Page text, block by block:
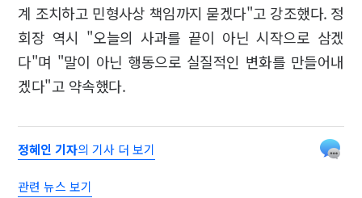
계 조치하고 민형사상 책임까지 묻겠다"고 강조했다. 정
회장 역시 "오늘의 사과를 끝이 아닌 시작으로 삼겠
다"며 "말이 아닌 행동으로 실질적인 변화를 만들어내
겠다"고 약속했다.
정혜인 기자의 기사 더 보기
관련 뉴스 보기